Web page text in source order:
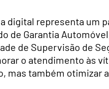
digital representa um
de Garantia
de Supervisão de
o atendimento às
mas também otimizar